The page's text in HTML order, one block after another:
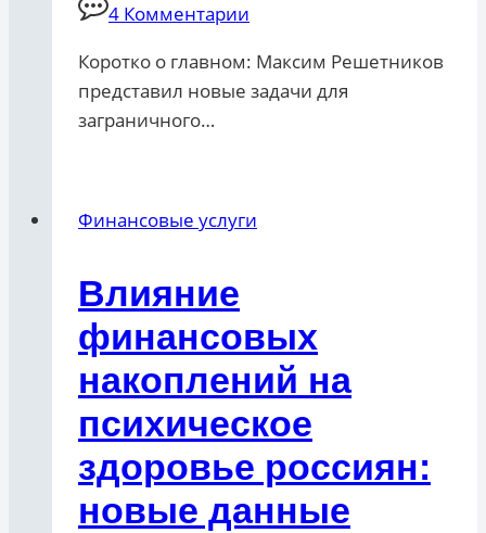
4 Комментарии
Коротко о главном: Максим Решетников
представил новые задачи для
заграничного…
Финансовые услуги
Влияние
финансовых
накоплений на
психическое
здоровье россиян:
новые данные